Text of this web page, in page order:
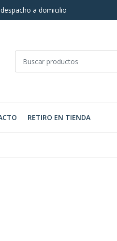
a domicilio
RETIRO EN TIENDA